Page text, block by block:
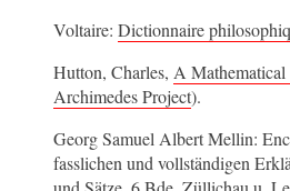
Voltaire:Dictionnaire
Hutton, Charles, A
Archimedes Project).
Georg Samuel Albert Mellin:
fasslichen und vollständigen